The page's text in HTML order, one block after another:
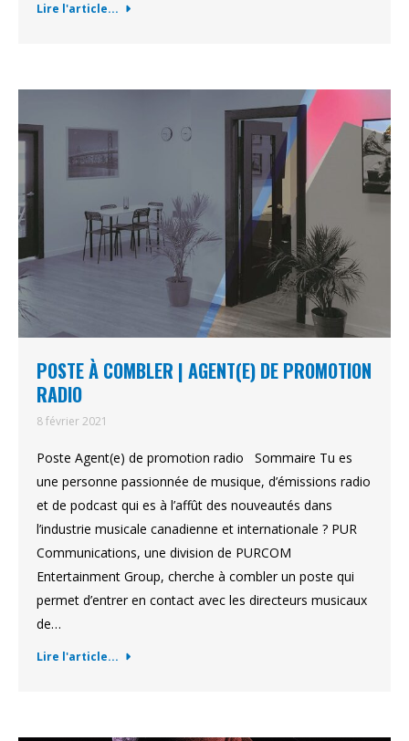
Lire l'article...
POSTE À COMBLER | AGENT(E) DE PROMOTION
RADIO
8 février 2021
Poste Agent(e) de promotion radio Sommaire Tu es
une personne passionnée de musique, d’émissions radio
et de podcast qui es à l’affût des nouveautés dans
l’industrie musicale canadienne et internationale ? PUR
Communications, une division de PURCOM
Entertainment Group, cherche à combler un poste qui
permet d’entrer en contact avec les directeurs musicaux
de…
Lire l'article...